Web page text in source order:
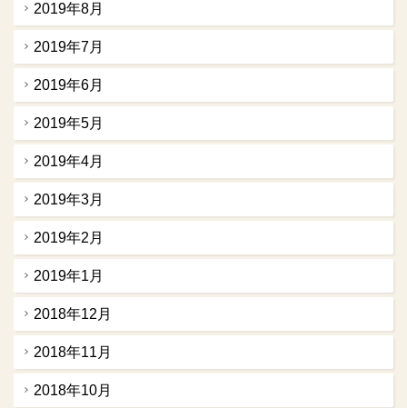
2019年8月
2019年7月
2019年6月
2019年5月
2019年4月
2019年3月
2019年2月
2019年1月
2018年12月
2018年11月
2018年10月